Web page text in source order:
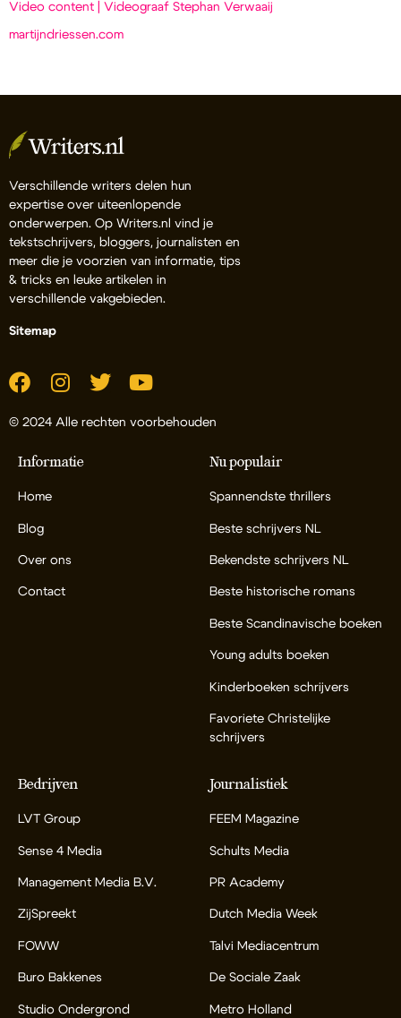
Video content | Videograaf Stephan Verwaaij
martijndriessen.com
Verschillende writers delen hun
expertise over uiteenlopende
onderwerpen. Op Writers.nl vind je
tekstschrijvers, bloggers, journalisten en
meer die je voorzien van informatie, tips
& tricks en leuke artikelen in
verschillende vakgebieden.
Sitemap
© 2024 Alle rechten voorbehouden
Informatie
Home
Blog
Over ons
Contact
Nu populair
Spannendste thrillers
Beste schrijvers NL
Bekendste schrijvers NL
Beste historische romans
Beste Scandinavische boeken
Young adults boeken
Kinderboeken schrijvers
Favoriete Christelijke
schrijvers
Bedrijven
LVT Group
Sense 4 Media
Management Media B.V.
ZijSpreekt
FOWW
Buro Bakkenes
Studio Ondergrond
Journalistiek
FEEM Magazine
Schults Media
PR Academy
Dutch Media Week
Talvi Mediacentrum
De Sociale Zaak
Metro Holland